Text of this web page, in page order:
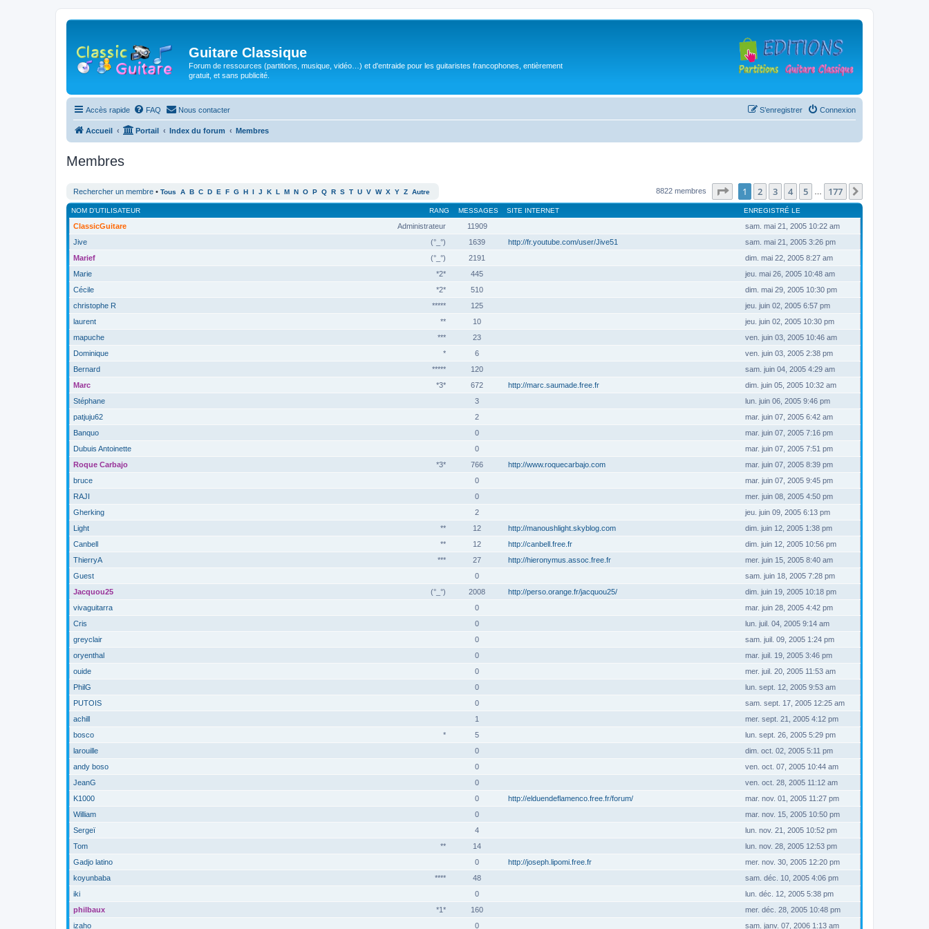
Guitare Classique
Forum de ressources (partitions, musique, vidéo…) et d'entraide pour les guitaristes francophones, entièrement
gratuit, et sans publicité.
Accès rapide FAQ Nous contacter Connexion
S’enregistrer
Accueil Portail Index du forum Membres
Membres
Rechercher un membre • Tous A B C D E F G H I J K L M N O P Q R S T U V W X Y Z Autre 8822 membres Page sur177
1 2 3 4 5 177
RANG
NOM D’UTILISATEUR MESSAGES SITE INTERNET ENREGISTRÉ LE
Administrateur
ClassicGuitare 11909
sam. mai 21, 2005 10:22 am
(°_°)
Jive 1639 http://fr.youtube.com/user/Jive51
sam. mai 21, 2005 3:26 pm
(°_°)
Marief 2191
dim. mai 22, 2005 8:27 am
*2*
Marie 445
jeu. mai 26, 2005 10:48 am
*2*
Cécile 510
dim. mai 29, 2005 10:30 pm
*****
christophe R 125
jeu. juin 02, 2005 6:57 pm
**
laurent 10
jeu. juin 02, 2005 10:30 pm
***
mapuche 23
ven. juin 03, 2005 10:46 am
*
Dominique 6
ven. juin 03, 2005 2:38 pm
*****
Bernard 120
sam. juin 04, 2005 4:29 am
*3*
Marc 672 http://marc.saumade.free.fr
dim. juin 05, 2005 10:32 am
Stéphane
3
lun. juin 06, 2005 9:46 pm
patjuju62
2
mar. juin 07, 2005 6:42 am
Banquo
0
mar. juin 07, 2005 7:16 pm
Dubuis Antoinette
0
mar. juin 07, 2005 7:51 pm
*3*
Roque Carbajo 766 http://www.roquecarbajo.com
mar. juin 07, 2005 8:39 pm
bruce
0
mar. juin 07, 2005 9:45 pm
RAJI
0
mer. juin 08, 2005 4:50 pm
Gherking
2
jeu. juin 09, 2005 6:13 pm
**
Light 12 http://manoushlight.skyblog.com
dim. juin 12, 2005 1:38 pm
**
Canbell 12 http://canbell.free.fr
dim. juin 12, 2005 10:56 pm
***
ThierryA 27 http://hieronymus.assoc.free.fr
mer. juin 15, 2005 8:40 am
Guest
0
sam. juin 18, 2005 7:28 pm
(°_°)
Jacquou25 2008 http://perso.orange.fr/jacquou25/
dim. juin 19, 2005 10:18 pm
vivaguitarra
0
mar. juin 28, 2005 4:42 pm
Cris
0
lun. juil. 04, 2005 9:14 am
greyclair
0
sam. juil. 09, 2005 1:24 pm
oryenthal
0
mar. juil. 19, 2005 3:46 pm
ouide
0
mer. juil. 20, 2005 11:53 am
PhilG
0
lun. sept. 12, 2005 9:53 am
PUTOIS
0
sam. sept. 17, 2005 12:25 am
achill
1
mer. sept. 21, 2005 4:12 pm
*
bosco 5
lun. sept. 26, 2005 5:29 pm
larouille
0
dim. oct. 02, 2005 5:11 pm
andy boso
0
ven. oct. 07, 2005 10:44 am
JeanG
0
ven. oct. 28, 2005 11:12 am
K1000
0 http://elduendeflamenco.free.fr/forum/
mar. nov. 01, 2005 11:27 pm
William
0
mar. nov. 15, 2005 10:50 pm
Sergeï
4
lun. nov. 21, 2005 10:52 pm
**
Tom 14
lun. nov. 28, 2005 12:53 pm
Gadjo latino
0 http://joseph.lipomi.free.fr
mer. nov. 30, 2005 12:20 pm
****
koyunbaba 48
sam. déc. 10, 2005 4:06 pm
iki
0
lun. déc. 12, 2005 5:38 pm
*1*
philbaux 160
mer. déc. 28, 2005 10:48 pm
izaho
0 sam. janv. 07, 2006 1:13 am